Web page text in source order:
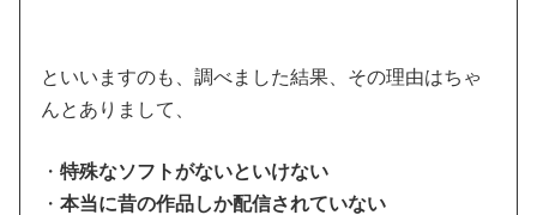
といいますのも、調べました結果、その理由はちゃ
んとありまして、
・特殊なソフトがないといけない
・本当に昔の作品しか配信されていない